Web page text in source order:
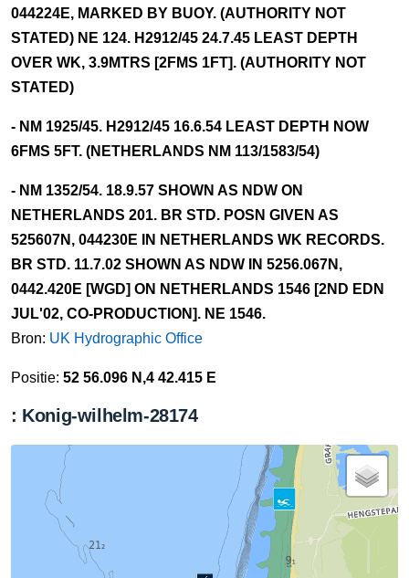
044224E, MARKED BY BUOY. (AUTHORITY NOT
STATED) NE 124. H2912/45 24.7.45 LEAST DEPTH
OVER WK, 3.9MTRS [2FMS 1FT]. (AUTHORITY NOT
STATED)
- NM 1925/45. H2912/45 16.6.54 LEAST DEPTH NOW
6FMS 5FT. (NETHERLANDS NM 113/1583/54)
- NM 1352/54. 18.9.57 SHOWN AS NDW ON
NETHERLANDS 201. BR STD. POSN GIVEN AS
525607N, 044230E IN NETHERLANDS WK RECORDS.
BR STD. 11.7.02 SHOWN AS NDW IN 5256.067N,
0442.420E [WGD] ON NETHERLANDS 1546 [2ND EDN
JUL'02, CO-PRODUCTION]. NE 1546.
Bron: UK Hydrographic Office
Positie: 52 56.096 N,4 42.415 E
: Konig-wilhelm-28174